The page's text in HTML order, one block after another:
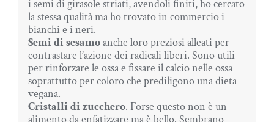
i semi di girasole striati, avendoli finiti, ho cercato
la stessa qualità ma ho trovato in commercio i
bianchi e i neri.
Semi di sesamoanche loro preziosi alleati per
contrastare l’azione dei radicali liberi. Sono utili
per rinforzare le ossa e fissare il calcio nelle ossa
soprattutto per coloro che prediligono una dieta
vegana.
Cristalli di zucchero. Forse questo non è un